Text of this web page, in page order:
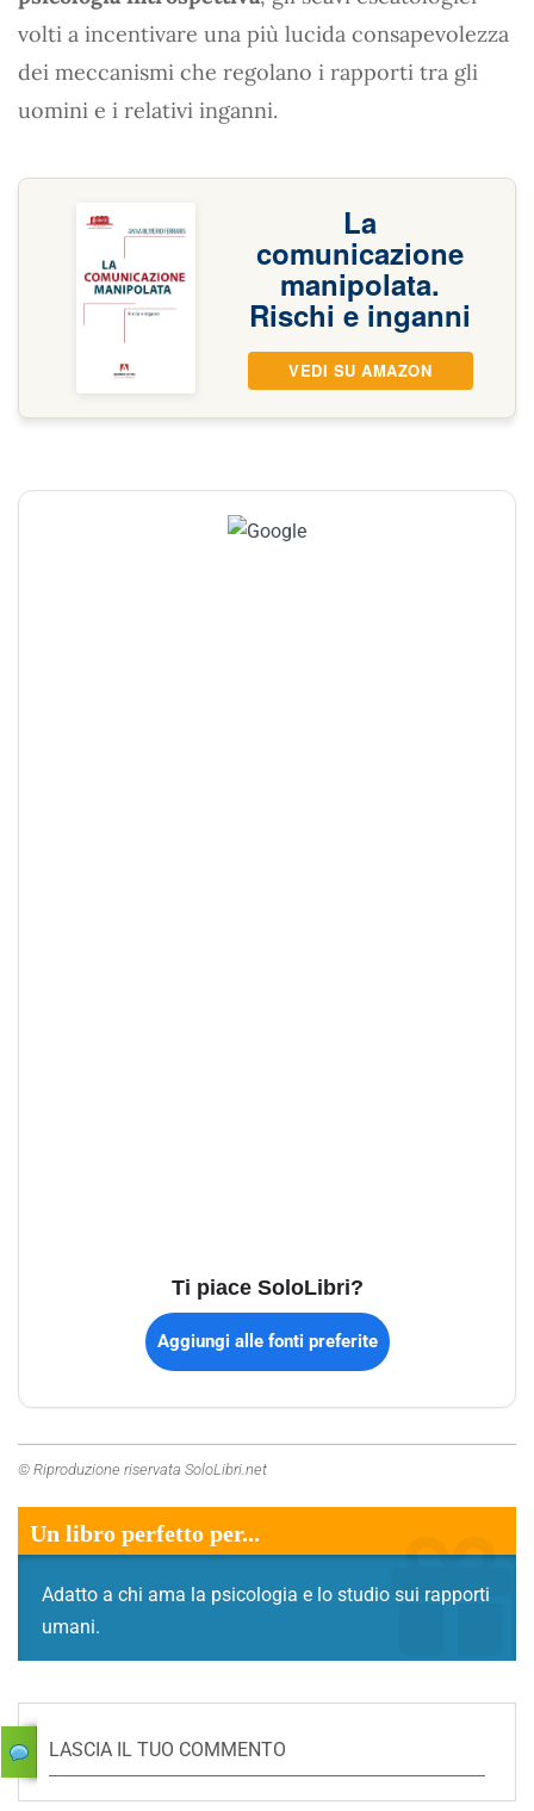
volti a incentivare una più lucida consapevolezza
dei meccanismi che regolano i rapporti tra gli
uomini e i relativi inganni.
La
comunicazione
manipolata.
Rischi e inganni
VEDI SU AMAZON
Ti piace SoloLibri?
Aggiungi alle fonti preferite
© Riproduzione riservata SoloLibri.net
Un libro perfetto per...
Adatto a chi ama la psicologia e lo studio sui rapporti
umani.
LASCIA IL TUO COMMENTO